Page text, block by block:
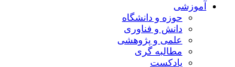
آموزشی
حوزه و دانشگاه
دانش و فناوری
علمی و پژوهشی
مطالبه گری
پادکست